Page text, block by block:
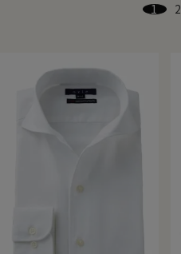
プレミアムコットンにイー
ozieでは、
超長綿にイージーケア加工
1 2